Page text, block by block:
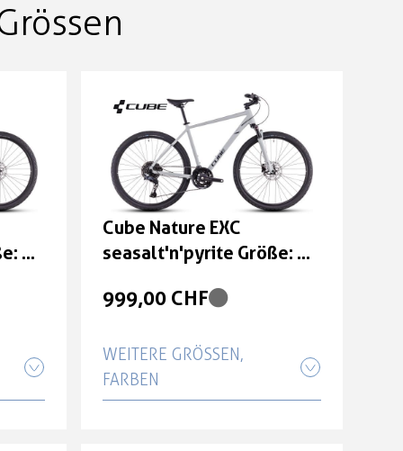
46
Cube Nature EXC
seasalt'n'pyrite Größe: 54
999,00 CHF
WEITERE GRÖSSEN, F
ARBEN